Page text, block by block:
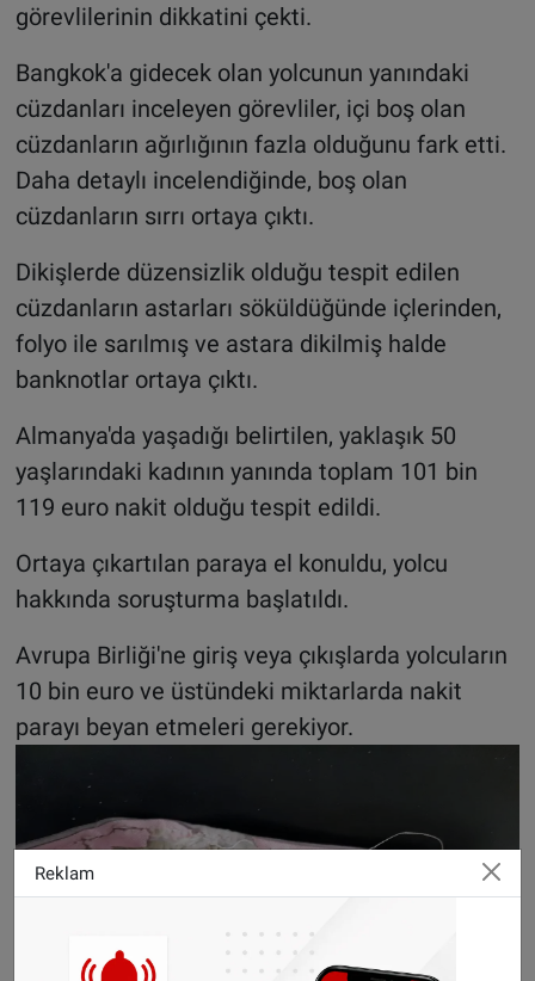
görevlilerinin dikkatini çekti.
Bangkok'a gidecek olan yolcunun yanındaki
cüzdanları inceleyen görevliler, içi boş olan
cüzdanların ağırlığının fazla olduğunu fark etti.
Daha detaylı incelendiğinde, boş olan
cüzdanların sırrı ortaya çıktı.
Dikişlerde düzensizlik olduğu tespit edilen
cüzdanların astarları söküldüğünde içlerinden,
folyo ile sarılmış ve astara dikilmiş halde
banknotlar ortaya çıktı.
Almanya'da yaşadığı belirtilen, yaklaşık 50
yaşlarındaki kadının yanında toplam 101 bin
119 euro nakit olduğu tespit edildi.
Ortaya çıkartılan paraya el konuldu, yolcu
hakkında soruşturma başlatıldı.
Avrupa Birliği'ne giriş veya çıkışlarda yolcuların
10 bin euro ve üstündeki miktarlarda nakit
parayı beyan etmeleri gerekiyor.
Reklam